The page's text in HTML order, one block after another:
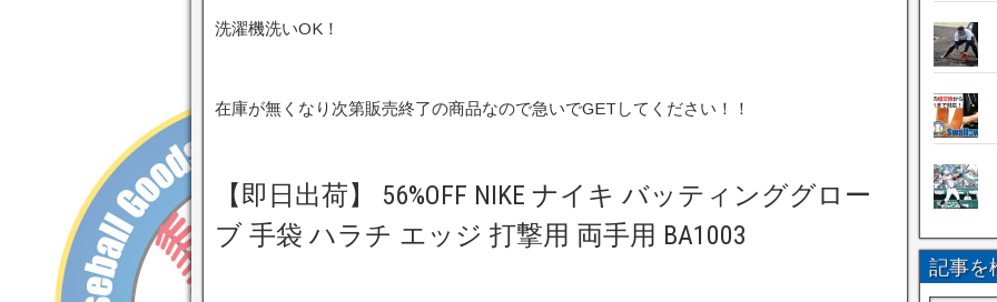
洗濯機洗いOK！
在庫が無くなり次第販売終了の商品なので急いでGETしてください！！
【即日出荷】 56%OFF NIKE ナイキ バッティンググロー
ブ 手袋 ハラチ エッジ 打撃用 両手用 BA1003
記事を